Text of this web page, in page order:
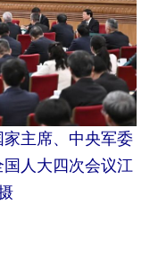
主席、中央军委
人大四次会议江